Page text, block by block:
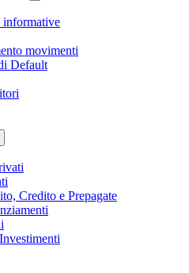
informative
movimenti
Default
Credito e Prepagate